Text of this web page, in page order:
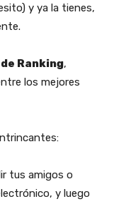
y ya la tienes,
Ranking,
los mejores
tus amigos o
y luego